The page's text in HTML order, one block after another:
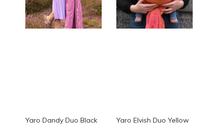
Yaro Dandy Duo Black
Yaro Elvish Duo Yellow